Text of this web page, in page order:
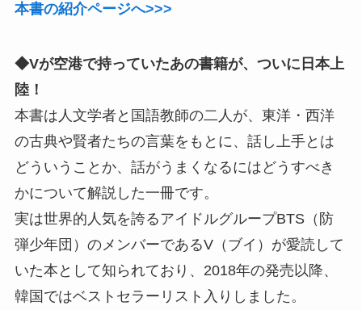
本書の紹介ページへ>>>
◆Vが空港で持っていたあの書籍が、ついに日本上
陸！
本書は人文学者と国語教師の二人が、東洋・西洋
の古典や賢者たちの言葉をもとに、話し上手とは
どういうことか、話がうまくなるにはどうすべき
かについて解説した一冊です。
実は世界的人気を誇るアイドルグループBTS（防
弾少年団）のメンバーであるV（ブイ）が愛読して
いた本として知られており、2018年の発売以降、
韓国ではベストセラーリスト入りしました。